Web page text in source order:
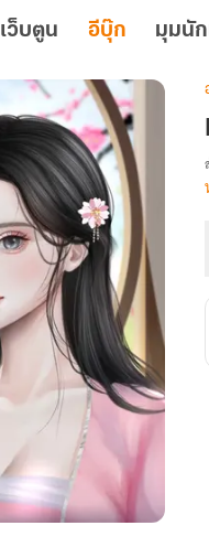
เว็บตูน อีบุ๊ก มุมนัก